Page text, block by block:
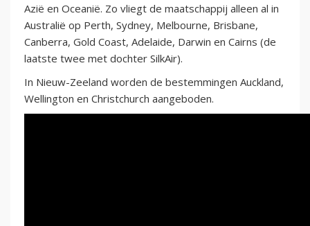
Azië en Oceanië. Zo vliegt de maatschappij alleen al in
Australië op Perth, Sydney, Melbourne, Brisbane,
Canberra, Gold Coast, Adelaide, Darwin en Cairns (de
laatste twee met dochter SilkAir).
In Nieuw-Zeeland worden de bestemmingen Auckland,
Wellington en Christchurch aangeboden.